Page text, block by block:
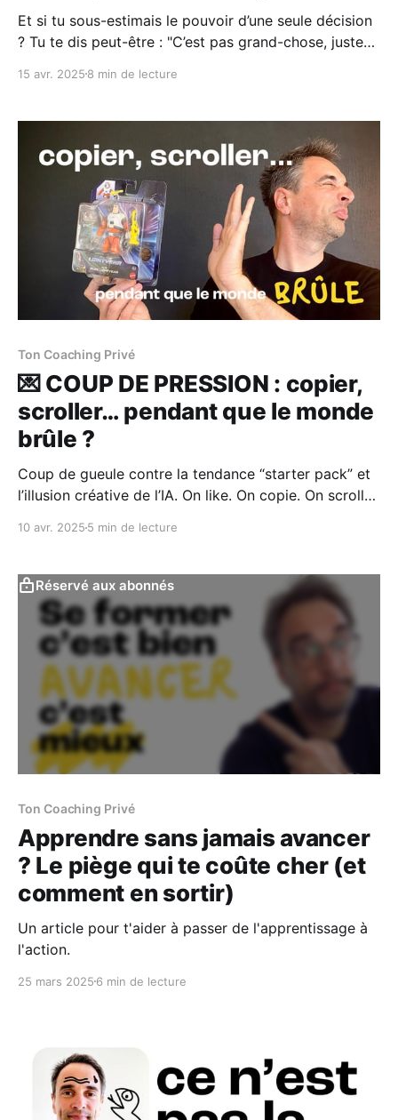
Et si tu sous-estimais le pouvoir d’une seule décision
? Tu te dis peut-être : "C’est pas grand-chose, juste
ce “juste” peut tout changer. Un message. Une prise
15 avr. 2025 8 min de lecture
Ton Coaching Privé
💌 COUP DE PRESSION : copier,
scroller… pendant que le monde
brûle ?
Coup de gueule contre la tendance “starter pack” et
l’illusion créative de l’IA. On like. On copie. On scrolle.
flippé.
10 avr. 2025 5 min de lecture
Réservé aux abonnés
Ton Coaching Privé
Apprendre sans jamais avancer
? Le piège qui te coûte cher (et
comment en sortir)
Un article pour t'aider à passer de l'apprentissage à
l'action.
25 mars 2025 6 min de lecture